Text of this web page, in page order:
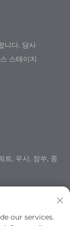
니다. 당사
스테이지
트, 우시, 장쑤, 중
our services.